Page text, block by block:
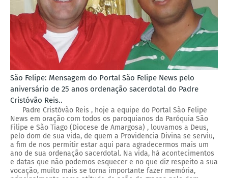
São Felipe: Mensagem do Portal São Felipe News pelo
aniversário de 25 anos ordenação sacerdotal do Padre
Cristóvão Reis..
Padre Cristóvão Reis , hoje a equipe do Portal São Felipe
News em oração com todos os paroquianos da Paróquia São
Filipe e São Tiago (Diocese de Amargosa) , louvamos a Deus,
pelo dom de sua vida, de quem a Providencia Divina se serviu,
a fim de nos permitir estar aqui para agradecermos mais um
ano de sua ordenação sacerdotal. Na vida, há acontecimentos
e datas que não podemos esquecer e no que diz respeito a sua
vocação, muito mais se torna importante fazer memória,